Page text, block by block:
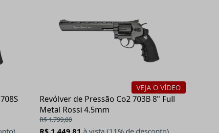
VEJA O VÍDEO
Revólver de Pressão Co2 703B 8" Full
Metal Rossi 4.5mm
R$ 1.799,00